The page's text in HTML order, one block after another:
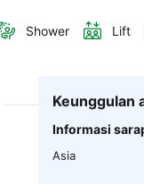
Shower Lift
Keunggulan
Informasi
Asia